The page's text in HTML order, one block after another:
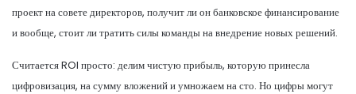
проект на совете директоров, получит ли он банковское финансирование
и вообще, стоит ли тратить силы команды на внедрение новых решений.
Считается ROI просто: делим чистую прибыль, которую принесла
цифровизация, на сумму вложений и умножаем на сто. Но цифры могут